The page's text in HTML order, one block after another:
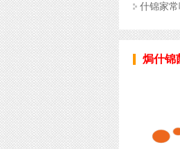
什锦家
焗什锦